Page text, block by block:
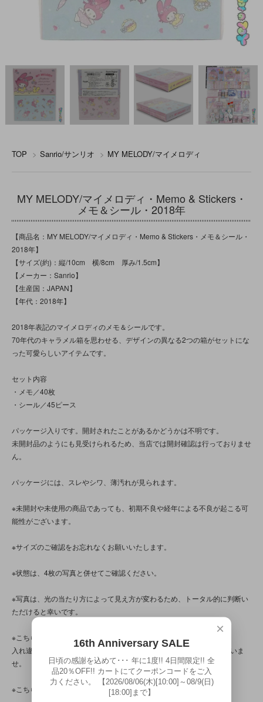
TOP > Sanrio/サンリオ > MY MELODY/マイメロディ
MY MELODY/マイメロディ・Memo & Stickers・
メモ＆シール・2018年
【商品名：MY MELODY/マイメロディ・Memo & Stickers・メモ＆シール・
2018年】
【サイズ(約)：縦/10cm 横/8cm 厚み/1.5cm】
【メーカー：Sanrio】
【生産国：JAPAN】
【年代：2018年】
2018年表記のマイメロディのメモ＆シールです。
70年代のキャラメル箱を思わせる、デザインの異なる2つの箱がセットにな
った可愛らしいアイテムです。
セット内容
・メモ／40枚
・シール／45ピース
パッケージ入りです。開封されたことがあるかどうかは不明です。
未開封品のようにも見受けられるため、当店では開封確認は行っておりませ
ん。
パッケージには、スレやシワ、薄汚れが見られます。
※未開封や未使用の商品であっても、初期不良や経年による不良が起こる可
能性がございます。
※サイズのご確認をお忘れなくお願いいたします。
※状態は、4枚の写真と併せてご確認ください。
※写真は、光の当たり方によって見え方が変わるため、トータル的に判断い
ただけると幸いです。
※こちらの商品は店頭でも販売しています。
入れ違いで完売してしまう場合がございます。その際はご容赦くださいま
せ。
※こちらの商品は、中古・ヴィンテージ品です。
×
16th Anniversary SALE
日頃の感謝を込めて･･･ 年に1度!! 4日間限定!! 全
品20％OFF!! カートにてクーポンコードをご入
力ください。 【2026/08/06(木)[10:00]～08/9(日)
[18:00]まで】